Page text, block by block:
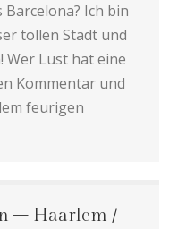
Ich bin
tollen Stadt und
Wer Lust hat eine
Kommentar und
feurigen
– Haarlem /